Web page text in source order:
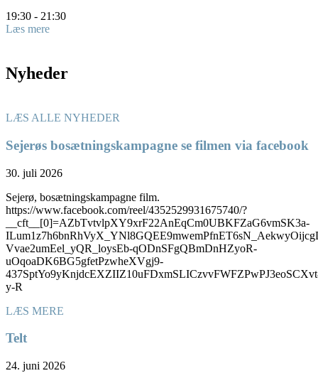
19:30 - 21:30
Læs mere
Nyheder
LÆS ALLE NYHEDER
Sejerøs bosætningskampagne se filmen via facebook
30. juli 2026
Sejerø, bosætningskampagne film.
https://www.facebook.com/reel/4352529931675740/?
__cft__[0]=AZbTvtvlpXY9xrF22AnEqCm0UBKFZaG6vmSK3a-
Vvae2umEel_yQR_loysEb-qODnSFgQBmDnHZyoR-
uOqoaDK6BG5gfetPzwheXVgj9-
y-R
LÆS MERE
Telt
24. juni 2026